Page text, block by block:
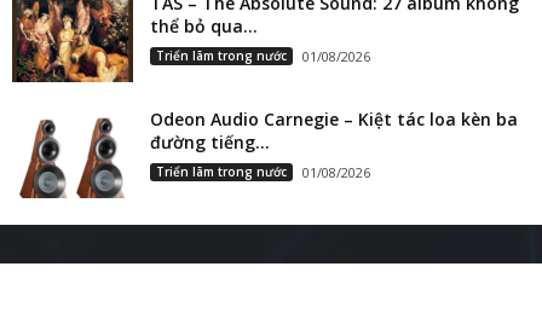
thể bỏ qua...
Triển lãm trong nước 01/08/2026
Odeon Audio Carnegie – Kiệt tác loa kèn ba
đường tiếng...
Triển lãm trong nước 01/08/2026